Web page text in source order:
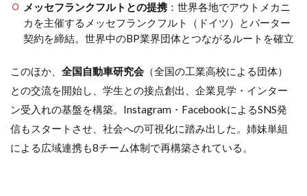
ウも募
集
4.2.3
ート】
「知ら
ないと
損をす
る時代
こそ学
メッセフランクフルトとの提携：世界各地でアウトメカニ
カを主催するメッセフランクフルト（ドイツ）とバーター
契約を締結。世界中のBP業界団体とつながるルートを確立
このほか、 全国自動車研究会 （全国の工業高校による団体）
との交流を開始し、学生との接点創出、企業見学・インター
ン受入れの基盤を構築。Instagram・FacebookによるSNS発
信もスタートさせ、社会への可視化に踏み出した。姉妹単組
による広域連携も8チーム体制で再構築されている。